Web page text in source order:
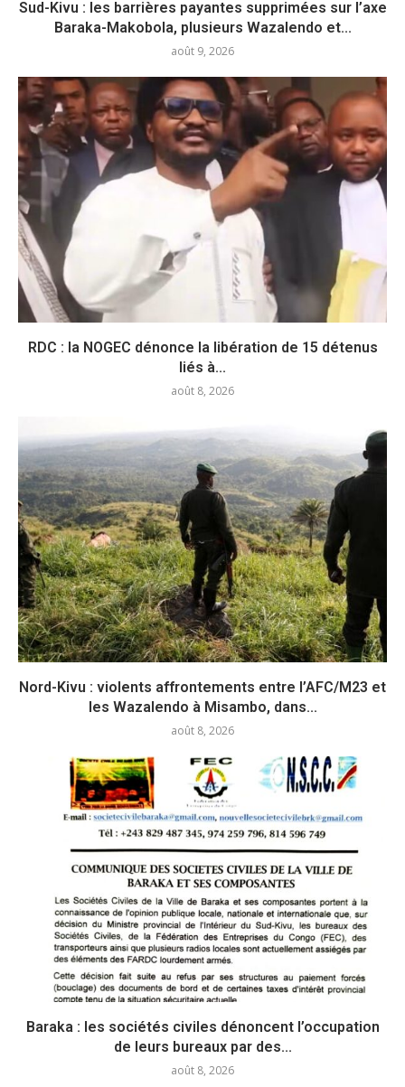
Sud-Kivu : les barrières payantes supprimées sur l’axe
Baraka-Makobola, plusieurs Wazalendo et...
août 9, 2026
RDC : la NOGEC dénonce la libération de 15 détenus
liés à...
août 8, 2026
Nord-Kivu : violents affrontements entre l’AFC/M23 et
les Wazalendo à Misambo, dans...
août 8, 2026
Baraka : les sociétés civiles dénoncent l’occupation
de leurs bureaux par des...
août 8, 2026